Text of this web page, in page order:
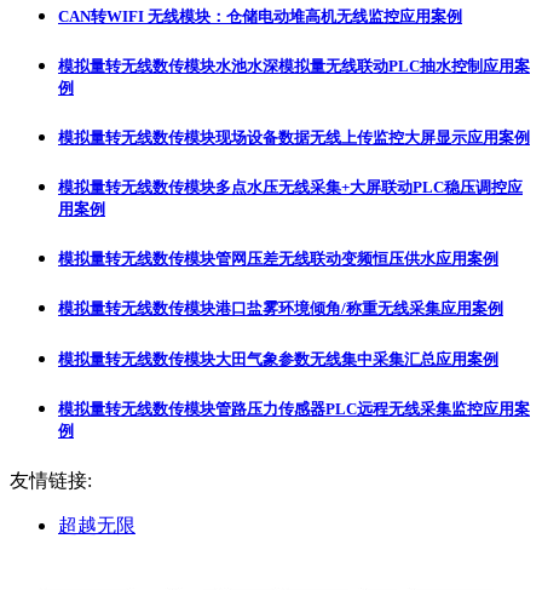
CAN转WIFI 无线模块：仓储电动堆高机无线监控应用案例
模拟量转无线数传模块水池水深模拟量无线联动PLC抽水控制应用案
例
模拟量转无线数传模块现场设备数据无线上传监控大屏显示应用案例
模拟量转无线数传模块多点水压无线采集+大屏联动PLC稳压调控应
用案例
模拟量转无线数传模块管网压差无线联动变频恒压供水应用案例
模拟量转无线数传模块港口盐雾环境倾角/称重无线采集应用案例
模拟量转无线数传模块大田气象参数无线集中采集汇总应用案例
模拟量转无线数传模块管路压力传感器PLC远程无线采集监控应用案
例
友情链接:
超越无限